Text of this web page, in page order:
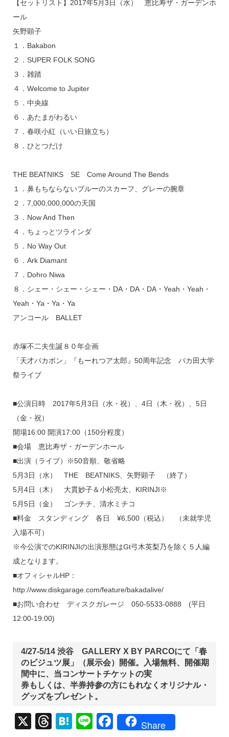
【セットリスト】2017年5月3日（水） 恵比寿ザ・ガーデンホ
ール
矢野顕子
１．Bakabon
２．SUPER FOLK SONG
３．雑踏
４．Welcome to Jupiter
５．中央線
６．あたまがわるい
７．春咲小紅（いい日旅立ち）
８．ひとつだけ
THE BEATNIKS SE Come Around The Bends
１．鼻もちならないブルーのスカーフ、グレーの腕章
２．7,000,000,000の天国
３．Now And Then
４．ちょっとツラインダ
５．No Way Out
６．Ark Diamant
７．Dohro Niwa
８．シェー・シェー・シェー・DA・DA・DA・Yeah・Yeah・
Yeah・Ya・Ya・Ya
アンコール BALLET
赤塚不二夫生誕８０年企画
「天才バカボン」『もーれつア太郎』50周年記念 バカ田大学
祭ライブ
■公演日時 2017年5月3日（水・祝）、4日（木・祝）、5日
（金・祝）
開場16:00 開演17:00（150分程度）
■会場 恵比寿ザ・ガーデンホール
■出演（ライブ）※50音順、敬省略
5月3日（水） THE BEATNIKS、矢野顕子 （終了）
5月4日（木） 大貫妙子＆小松亮太、KIRINJI※
5月5日（金） ゴンチチ、清水ミチコ
■料金 スタンディング 各日 ¥6,500（税込） （未就学児
入場不可）
※今公演でのKIRINJIの出演形態はGt弓木英梨乃を除く５人編
成となります。
■オフィシャルHP：
http://www.diskgarage.com/feature/bakadalive/
■お問い合わせ ディスクガレージ 050-5533-0888 (平日
12:00-19:00)
4/27-5/14 渋谷 GALLERY X BY PARCOにて「春
のビジュツ展」（展示会）開催。入場無料、開催期
間中に、当コンサートチケットの実
券もしくは、半券持参の方にもれなくオリジナル・
グッズをプレゼント。
X
T
H
Li
F
Share